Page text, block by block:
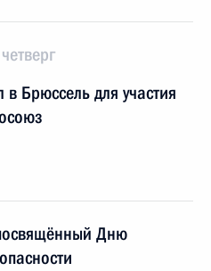
Брюссель для участия
Дню